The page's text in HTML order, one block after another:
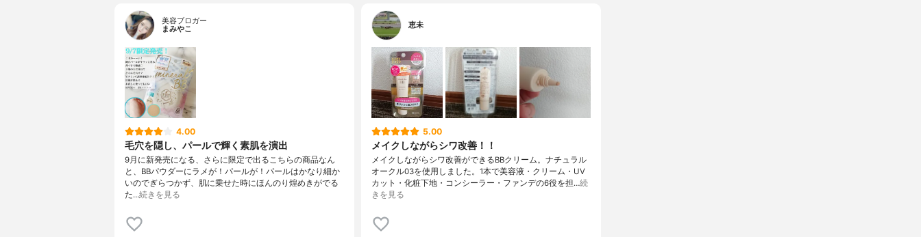
美容ブロガー
まみやこ
4.00
毛穴を隠し、パールで輝く素肌を演出
9月に新発売になる、さらに限定で出るこちらの商品なん
と、BBパウダーにラメが！パールが！パールはかなり細か
いのでぎらつかず、肌に乗せた時にほんのり煌めきがでる
た…続きを見る
恵未
5.00
メイクしながらシワ改善！！
メイクしながらシワ改善ができるBBクリーム。ナチュラル
オークル03を使用しました。1本で美容液・クリーム・UV
カット・化粧下地・コンシーラー・ファンデの6役を担…続
きを見る